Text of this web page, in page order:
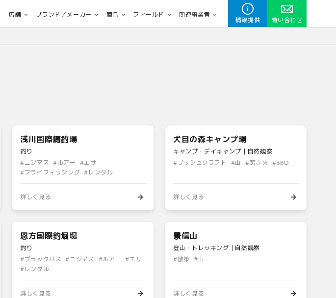
店舗 ブランド／メーカー 商品 フィールド 関連事業者
情報提供
問い合わせ
浅川国際鱒釣場
釣り
#ニジマス #ルアー #エサ
#フライフィッシング #レンタル
詳しく見る
犬目の森キャンプ場
キャンプ・デイキャンプ｜自然観察
#ブッシュクラフト #山 #焚き火 #BBQ
詳しく見る
恩方国際釣堀場
釣り
#ブラックバス #ニジマス #ルアー #エサ
#レンタル
詳しく見る
景信山
登山・トレッキング｜自然観察
#散策 #山
詳しく見る